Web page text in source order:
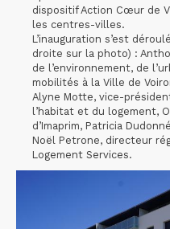
dispositif Action Cœur de
les centres-villes.
L’inauguration s’est
droite sur la photo) :
de l’environnement, de
mobilités à la Ville de
Alyne Motte, vice-
l’habitat et du logement,
d’Imaprim, Patricia
Noël Petrone, directeur
Logement Services.